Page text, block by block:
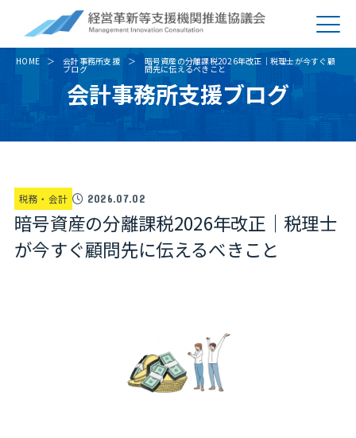
HOME 会計事務所支援
ブログ
暗号資産の分離課税2026年改正｜税理士が今すぐ顧
問先に伝えるべきこと
会計事務所支援ブログ
税務・会計 2026.07.02
暗号資産の分離課税2026年改正｜税理士
が今すぐ顧問先に伝えるべきこと